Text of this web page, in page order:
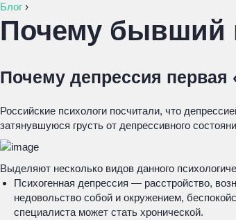
Блог ›
Почему бывший
Почему депрессия первая
Российские психологи посчитали, что
затянувшуюся грусть от депрессивного
Выделяют несколько видов данного
Психогенная депрессия — расстройство,
недовольство собой и окружением,
специалиста может стать хронической.